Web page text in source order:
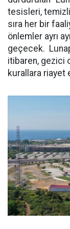
tesisleri,
sıra her bir
önlemler ayrı
geçecek.
itibaren, gezici
kurallara riayet